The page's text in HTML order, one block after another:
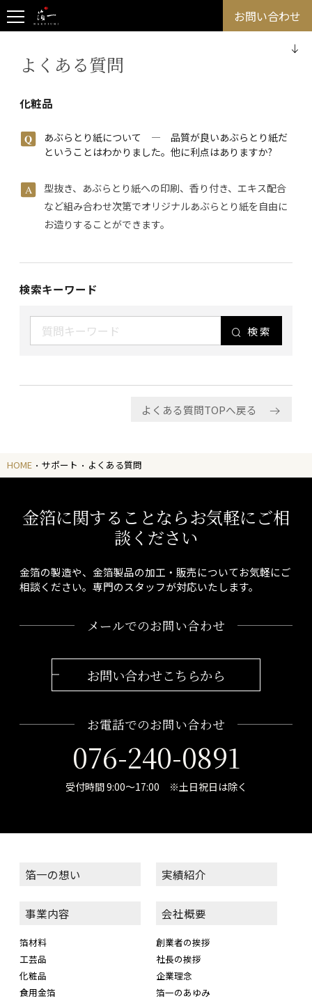
お問い合わせ
よくある質問
化粧品
あぶらとり紙について ― 品質が良いあぶらとり紙だ
ということはわかりました。他に利点はありますか?
型抜き、あぶらとり紙への印刷、香り付き、エキス配合
など組み合わせ次第でオリジナルあぶらとり紙を自由に
お造りすることができます。
検索キーワード
検索
よくある質問TOPへ戻る
HOME サポート よくある質問
金箔に関することならお気軽にご相
談ください
金箔の製造や、金箔製品の加工・販売についてお気軽にご
相談ください。専門のスタッフが対応いたします。
メールでのお問い合わせ
お問い合わせこちらから
お電話でのお問い合わせ
076-240-0891
受付時間 9:00～17:00 ※土日祝日は除く
箔一の想い
事業内容
箔材料
工芸品
化粧品
食用金箔
実績紹介
会社概要
創業者の挨拶
社長の挨拶
企業理念
箔一のあゆみ